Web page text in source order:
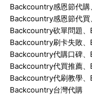
Backcountry感恩節代購
Backcountry感恩節代買
Backcountry砍單問題、
Backcountry刷卡失敗、
Backcountry代購口碑、
Backcountry代買推薦、
Backcountry代刷教學、
Backcountry台灣代購